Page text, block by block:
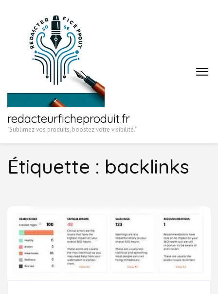
redacteurficheproduit.fr
"Sublimez vos produits, boostez votre visibilité."
Étiquette : backlinks